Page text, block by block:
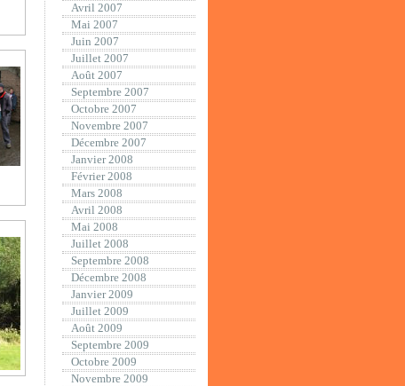
Avril 2007
Mai 2007
Juin 2007
Juillet 2007
Août 2007
Septembre 2007
Octobre 2007
Novembre 2007
Décembre 2007
Janvier 2008
Février 2008
Mars 2008
Avril 2008
Mai 2008
Juillet 2008
Septembre 2008
Décembre 2008
Janvier 2009
Juillet 2009
Août 2009
Septembre 2009
Octobre 2009
Novembre 2009